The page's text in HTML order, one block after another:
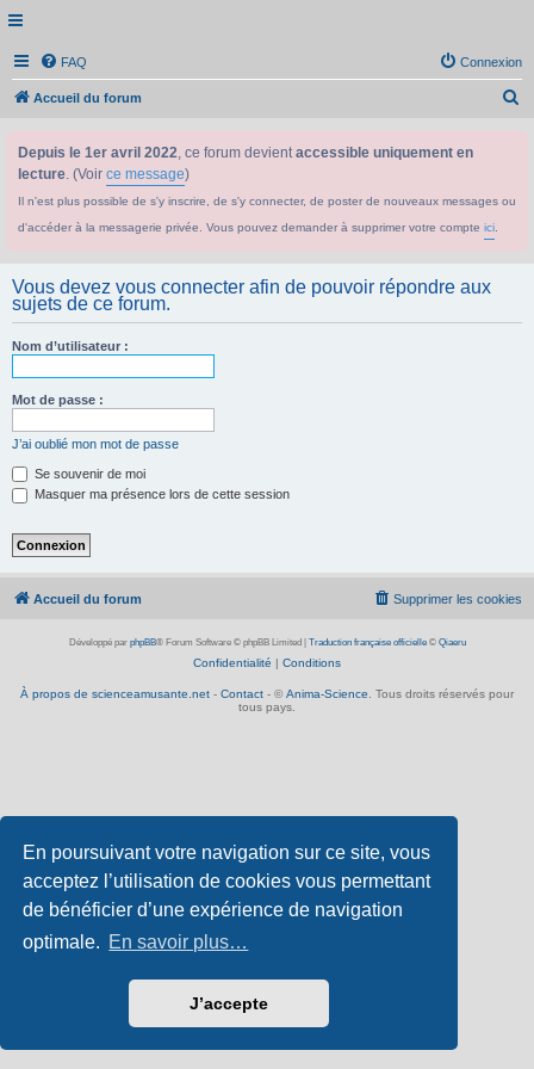
En poursuivant votre navigation sur ce site, vous
acceptez l’utilisation de cookies vous permettant
de bénéficier d’une expérience de navigation
optimale. En savoir plus…
J’accepte
FAQ Connexion
Accueil du forum
e
Depuis le 1er avril 2022, ce forum devientaccessible uniquement en
lecture. (Voir ce message)
Il n'est plus possible de s'y inscrire, de s'y connecter, de poster de nouveaux messages ou
d'accéder à la messagerie privée. Vous pouvez demander à supprimer votre compte ici
Vous devez vous connecter afin de pouvoir répondre aux
sujets de ce forum.
Nom d’utilisateur :
Mot de passe :
J’ai oublié mon mot de passe
Se souvenir de moi
Masquer ma présence lors de cette session
Accueil du forum Supprimer les cookies
Développé par phpBB® Forum Software © phpBB Limited Traduction française officielle© Qiaeru
Confidentialité | Conditions
À propos de scienceamusante.net - Contact - © Anima-Science . Tous droits réservés pour
tous pays.